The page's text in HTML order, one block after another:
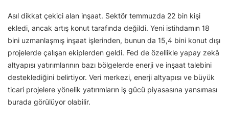
Asıl dikkat çekici alan inşaat. Sektör temmuzda 22 bin kişi
ekledi, ancak artış konut tarafında değildi. Yeni istihdamın 18
bini uzmanlaşmış inşaat işlerinden, bunun da 15,4 bini konut dışı
projelerde çalışan ekiplerden geldi. Fed de özellikle yapay zekâ
altyapısı yatırımlarının bazı bölgelerde enerji ve inşaat talebini
desteklediğini belirtiyor. Veri merkezi, enerji altyapısı ve büyük
ticari projelere yönelik yatırımların iş gücü piyasasına yansıması
burada görülüyor olabilir.